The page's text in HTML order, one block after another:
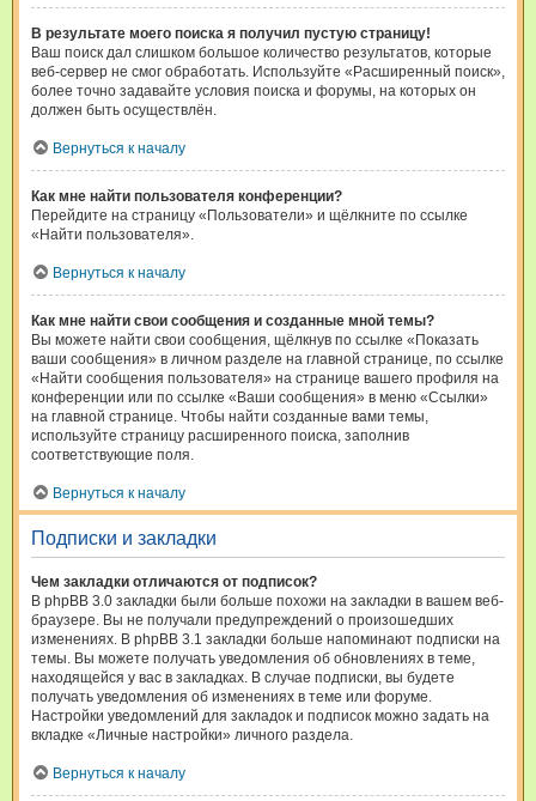
В результате моего поиска я получил пустую страницу!
Ваш поиск дал слишком большое количество результатов, которые
веб-сервер не смог обработать. Используйте «Расширенный поиск»,
более точно задавайте условия поиска и форумы, на которых он
должен быть осуществлён.
Вернуться к началу
Как мне найти пользователя конференции?
Перейдите на страницу «Пользователи» и щёлкните по ссылке
«Найти пользователя».
Вернуться к началу
Как мне найти свои сообщения и созданные мной темы?
Вы можете найти свои сообщения, щёлкнув по ссылке «Показать
ваши сообщения» в личном разделе на главной странице, по ссылке
«Найти сообщения пользователя» на странице вашего профиля на
конференции или по ссылке «Ваши сообщения» в меню «Ссылки»
на главной странице. Чтобы найти созданные вами темы,
используйте страницу расширенного поиска, заполнив
соответствующие поля.
Вернуться к началу
Подписки и закладки
Чем закладки отличаются от подписок?
В phpBB 3.0 закладки были больше похожи на закладки в вашем веб-
браузере. Вы не получали предупреждений о произошедших
изменениях. В phpBB 3.1 закладки больше напоминают подписки на
темы. Вы можете получать уведомления об обновлениях в теме,
находящейся у вас в закладках. В случае подписки, вы будете
получать уведомления об изменениях в теме или форуме.
Настройки уведомлений для закладок и подписок можно задать на
вкладке «Личные настройки» личного раздела.
Вернуться к началу